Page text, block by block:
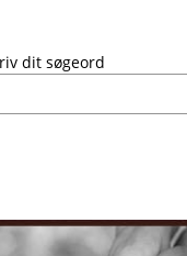
dit søgeord